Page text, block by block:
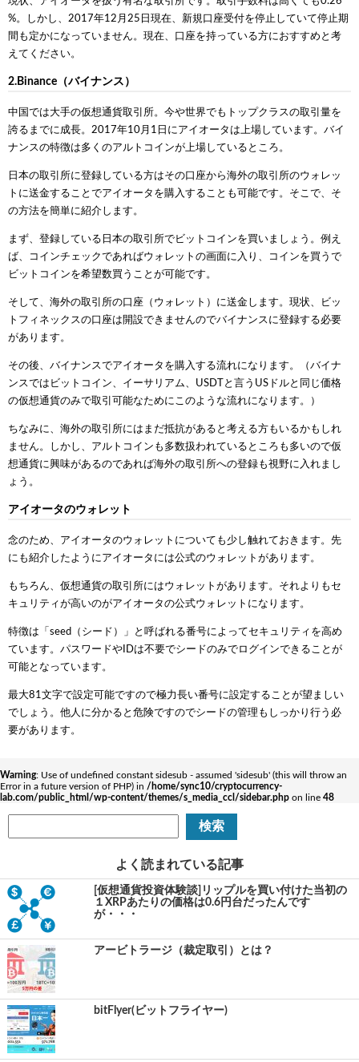
%。しかし、2017年12月25日現在、新規口座受付を停止していて停止期
間も定かになっていません。現在、口座を持っている方におすすめと考
えてください。
2.Binance（バイナンス）
中国では大手の仮想通貨取引所。今や世界でもトップクラスの取引量を
誇るまでに成長。2017年10月1日にアイオータは上場しています。バイ
ナンスの特徴は多くのアルトコインが上場しているところ。
日本の取引所に登録している方はその口座から海外の取引所のウォレッ
トに送金することでアイオータを購入することも可能です。そこで、そ
の方法を簡単に紹介します。
まず、登録している日本の取引所でビットコインを買いましょう。例え
ば、コインチェックであればウォレットの画面に入り、コインを買うで
ビットコインを希望数買うことが可能です。
そして、海外の取引所の口座（ウォレット）に送金します。現状、ビッ
トフィネックスの口座は開設できませんのでバイナンスに登録する必要
があります。
その後、バイナンスでアイオータを購入する流れになります。（バイナ
ンスではビットコイン、イーサリアム、USDTと言うUSドルと同じ価格
の仮想通貨のみで取引可能なためにこのような流れになります。）
ちなみに、海外の取引所にはまだ抵抗があると考える方もいるかもしれ
ません。しかし、アルトコインも多数扱われているところも多いので仮
想通貨に興味があるのであれば海外の取引所への登録も視野に入れまし
ょう。
アイオータのウォレット
念のため、アイオータのウォレットについても少し触れておきます。先
にも紹介したようにアイオータには公式のウォレットがあります。
もちろん、仮想通貨の取引所にはウォレットがあります。それよりもセ
キュリティが高いのがアイオータの公式ウォレットになります。
特徴は「seed（シード）」と呼ばれる番号によってセキュリティを高め
ています。パスワードやIDは不要でシードのみでログインできることが
可能となっています。
最大81文字で設定可能ですので極力長い番号に設定することが望ましい
でしょう。他人に分かると危険ですのでシードの管理もしっかり行う必
要があります。
Warning: Use of undefined constant sidesub - assumed 'sidesub' (this will throw an
Error in a future version of PHP) in /home/sync10/cryptocurrency-
lab.com/public_html/wp-content/themes/s_media_ccl/sidebar.php on line 48
よく読まれている記事
[仮想通貨投資体験談]リップルを買い付けた当初の
１XRPあたりの価格は0.6円台だったんです
が・・・
アービトラージ（裁定取引）とは？
bitFlyer(ビットフライヤー)